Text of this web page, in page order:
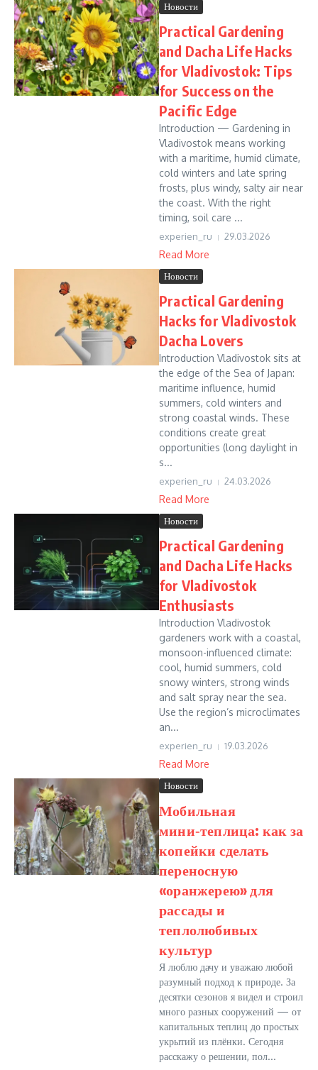
Новости
Practical Gardening
and Dacha Life Hacks
for Vladivostok: Tips
for Success on the
Pacific Edge
Introduction — Gardening in
Vladivostok means working
with a maritime, humid climate,
cold winters and late spring
frosts, plus windy, salty air near
the coast. With the right
timing, soil care ...
experien_ru 29.03.2026
Read More
Новости
Practical Gardening
Hacks for Vladivostok
Dacha Lovers
Introduction Vladivostok sits at
the edge of the Sea of Japan:
maritime influence, humid
summers, cold winters and
strong coastal winds. These
conditions create great
opportunities (long daylight in
s...
experien_ru 24.03.2026
Read More
Новости
Practical Gardening
and Dacha Life Hacks
for Vladivostok
Enthusiasts
Introduction Vladivostok
gardeners work with a coastal,
monsoon-influenced climate:
cool, humid summers, cold
snowy winters, strong winds
and salt spray near the sea.
Use the region’s microclimates
an...
experien_ru 19.03.2026
Read More
Новости
Мобильная
мини‑теплица: как за
копейки сделать
переносную
«оранжерею» для
рассады и
теплолюбивых
культур
Я люблю дачу и уважаю любой
разумный подход к природе. За
десятки сезонов я видел и строил
много разных сооружений — от
капитальных теплиц до простых
укрытий из плёнки. Сегодня
расскажу о решении, пол...